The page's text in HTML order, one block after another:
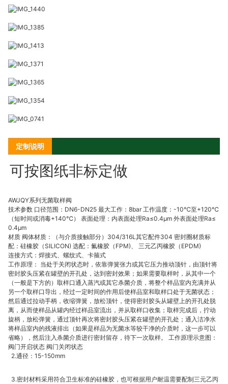
定制说明
可按图纸非标定做
AWJQY系列无菌取样阀
技术参数 口径范围：DN6-DN25 最大工作：8bar 工作温度：-10℃至+120℃
（短时间或消毒+140℃） 表面处理：内表面处理Ra≤0.4μm 外表面处理Ra≤
0.4μm
材质 阀体材质：（与介质接触部分）304/316L其它配件304 密封圈材质标
配：硅橡胶（SILICON) 选配：氟橡胶（FPM)、 三元乙丙橡胶（EPDM)
连接方式：焊接式、螺纹式、卡箍式
工作原理： 当处于关闭状态时，依靠弹簧张力或其它压力推动顶针，由顶针将
密封胶头压紧在罐壁的开孔处，达到密封效果；如果需要取样时，从其中一个
（一般是下方的）取样口通入蒸汽或其它杀菌介质，将整个样品室内充满并从
另一个取样口导出，经过一定时间的作用后使样品室和取样口处于无菌状态；
然后通过拉动手柄，收缩弹簧，放松顶针，使得密封胶头从罐壁上的开孔处脱
离，从而使样品从罐内经过样品室流出，并从取样口收集；取样完成后，拧动
旋柄，放松弹簧，通过顶针再次将密封胶头压紧在罐壁的开孔处；通入洁净水
将样品室内的残液排出（如果是样品为无菌水等较干净的介质时，这一步可以
省略），然后注入杀菌介质进行密封留存，待下一次取样。 工作原理示意图：
阀门开启状态 阀门关闭状态
2.通径：15-150mm
3.密封材料采用符合卫生标准的硅橡胶，也可根据用户耐温需要配制三元乙丙